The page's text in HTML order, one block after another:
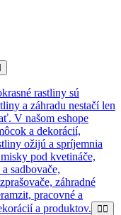
rastliny sú
a záhradu nestačí len
V našom eshope
a dekorácií,
ožijú a spríjemnia
pod kvetináče,
sadbovače,
záhradné
pracovné a
a produktov.